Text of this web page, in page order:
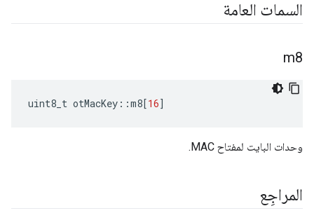
السمات العامة
m8
uint8_t otMacKey ::m8[16]
وحدات البايت لمفتاح MAC.
المراجِع